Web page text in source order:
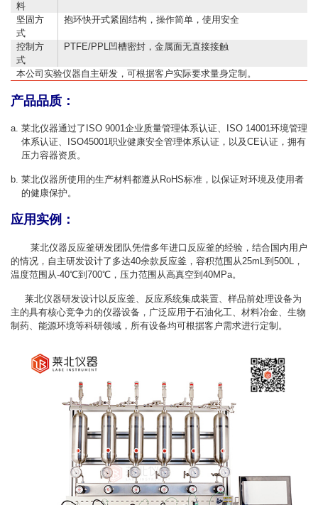
料
坚固方
式
抱环快开式紧固结构，操作简单，使用安全
控制方
式
PTFE/PPL凹槽密封，金属面无直接接触
本公司实验仪器自主研发，可根据客户实际要求量身定制。
产品品质：
莱北仪器通过了ISO 9001企业质量管理体系认证、ISO 14001环境管理
体系认证、ISO45001职业健康安全管理体系认证，以及CE认证，拥有
压力容器资质。
莱北仪器所使用的生产材料都遵从RoHS标准，以保证对环境及使用者
的健康保护。
应用实例：
莱北仪器反应釜研发团队凭借多年进口反应釜的经验，结合国内用户
的情况，自主研发设计了多达40余款反应釜，容积范围从25mL到500L，
温度范围从-40℃到700℃，压力范围从高真空到40MPa。
莱北仪器研发设计以反应釜、反应系统集成装置、样品前处理设备为
主的具有核心竞争力的仪器设备，广泛应用于石油化工、材料冶金、生物
制药、能源环境等科研领域，所有设备均可根据客户需求进行定制。